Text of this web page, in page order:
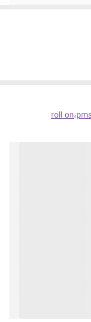
،roll on